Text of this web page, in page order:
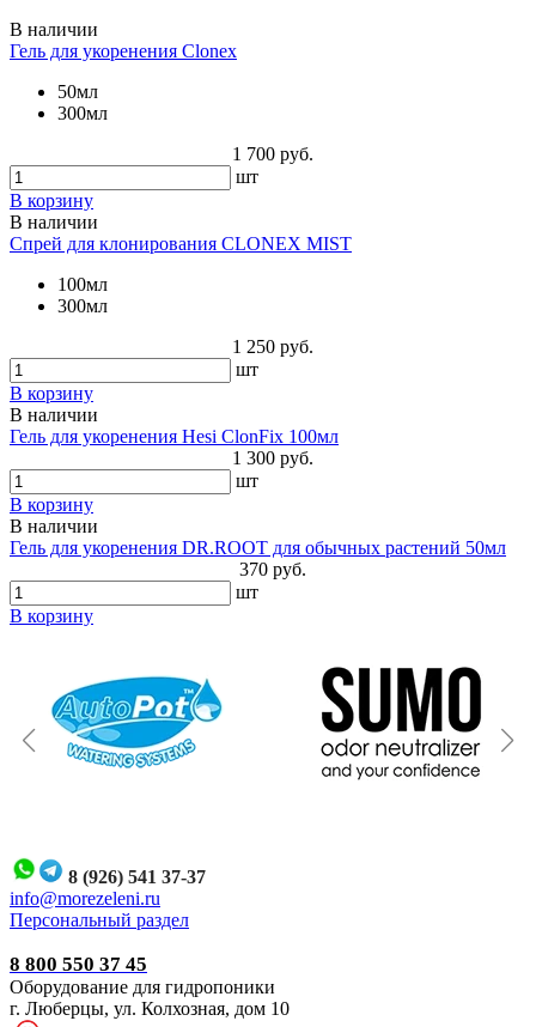
В наличии
Гель для укоренения Clonex
50мл
300мл
1 700 руб.
шт
В корзину
В наличии
Спрей для клонирования CLONEX MIST
100мл
300мл
1 250 руб.
шт
В корзину
В наличии
Гель для укоренения Hesi ClonFix 100мл
1 300 руб.
шт
В корзину
В наличии
Гель для укоренения DR.ROOT для обычных растений 50мл
370 руб.
шт
В корзину
8 (926) 541 37-37
info@morezeleni.ru
Персональный раздел
8 800 550 37 45
Оборудование для гидропоники
г. Люберцы, ул. Колхозная, дом 10